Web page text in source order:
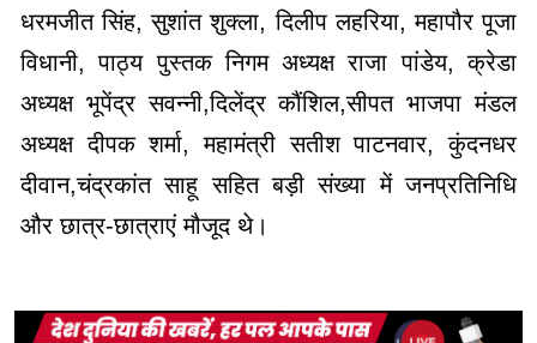
धरमजीत सिंह, सुशांत शुक्ला, दिलीप लहरिया, महापौर पूजा
विधानी, पाठ्य पुस्तक निगम अध्यक्ष राजा पांडेय, क्रेडा
अध्यक्ष भूपेंद्र सवन्नी,दिलेंद्र कौंशिल,सीपत भाजपा मंडल
अध्यक्ष दीपक शर्मा, महामंत्री सतीश पाटनवार, कुंदनधर
दीवान,चंद्रकांत साहू सहित बड़ी संख्या में जनप्रतिनिधि
और छात्र-छात्राएं मौजूद थे।